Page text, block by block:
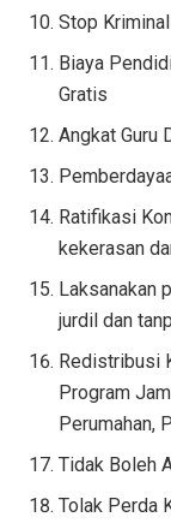
Stop
Biaya
Gratis
Angkat Guru
Ratifikasi
kekerasan
Laksanakan
jurdil dan
Redistribusi
Program
Perumahan,
Tidak Boleh
Tolak Perda